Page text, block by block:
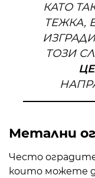
КАТО
ТЕЖКА,
ТОЗИ
Метални
Често
които можете